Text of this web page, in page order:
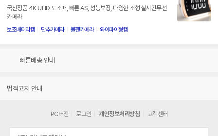
국산정품 4K UHD 도소매, 빠른 AS, 성능보장, 다양한 소형 실시간무선
카메라
보조배터리캠 단추카메라 볼펜카메라 와이파이형캠
빠른배송 안내
법적고지 안내
PC버전 로그인 개인정보처리방침 고객센터